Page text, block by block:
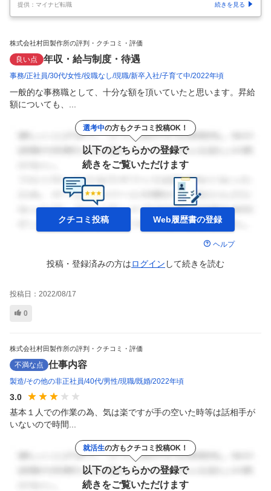
提供：マイナビ転職 続きを見る
株式会社村田製作所の評判・クチコミ・評価
良い点 年収・給与制度・待遇
事務 正社員 30代 女性 役職なし 現職 新卒入社 子育て中 2022年頃
一般的な事務職として、十分な額を頂いていたと思います。昇給
額についても、...
選考中の方もクチコミ投稿OK！
以下のどちらかの登録で
続きをご覧いただけます
クチコミ投稿 Web履歴書の登録
ヘルプ
投稿・登録済みの方はログイン して続きを読む
投稿日： 2022/08/17
0
株式会社村田製作所の評判・クチコミ・評価
不満な点 仕事内容
製造 その他の非正社員 40代 男性 現職 既婚 2022年頃
3.0
基本１人での作業の為、気は楽ですが手の空いた時等は話相手が
いないので時間...
就活生の方もクチコミ投稿OK！
以下のどちらかの登録で
続きをご覧いただけます